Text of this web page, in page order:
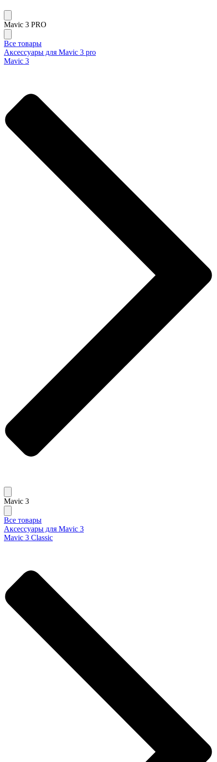
Mavic 3 PRO
Все товары
Аксессуары для Mavic 3 pro
Mavic 3
Mavic 3
Все товары
Аксессуары для Mavic 3
Mavic 3 Classic